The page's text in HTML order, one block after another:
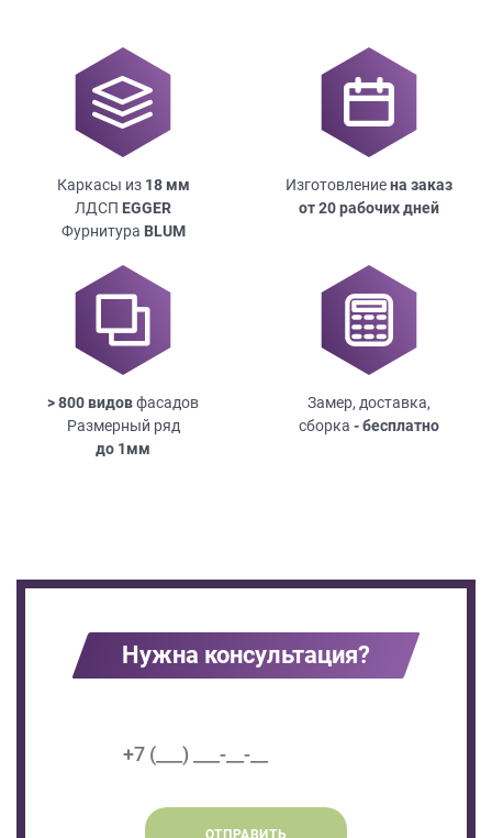
Каркасы из 18мм
ЛДСП EGGER
Фурнитура BLUM
Изготовлениена заказ
от 20 рабочих дней
> 800 видовфасадов
Размерный ряд
до 1мм
Замер, доставка,
сборка - бесплатно
Нужна консультация?
ОТПРАВИТЬ